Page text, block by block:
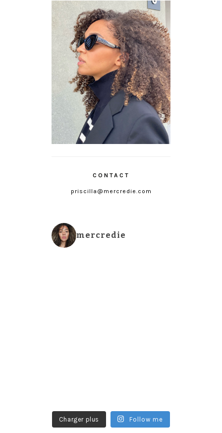
CONTACT
priscilla@mercredie.com
mercredie
Charger plus Follow me